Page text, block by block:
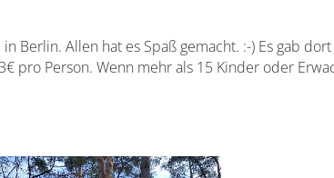
Berlin. Allen hat es Spaß gemacht. :-) Es gab
pro Person. Wenn mehr als 15 Kinder oder